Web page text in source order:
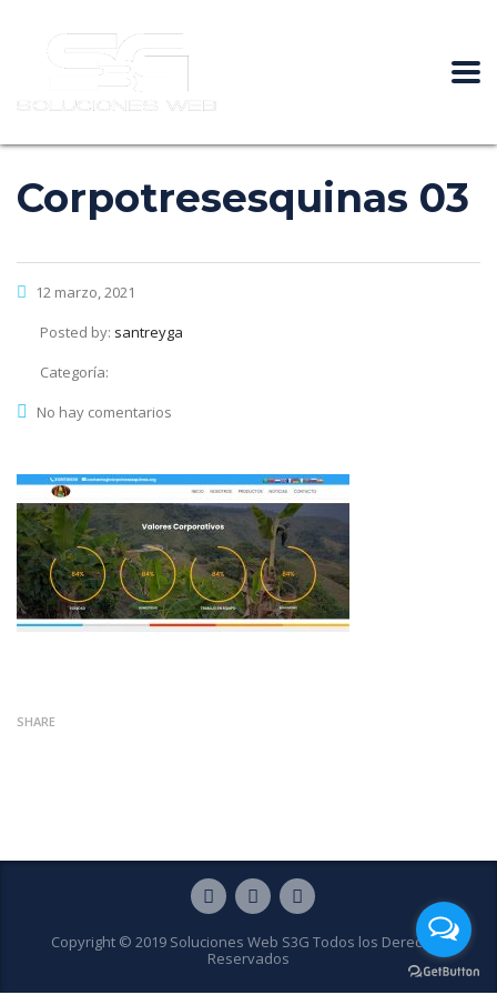
Corpotresesquinas 03
12 marzo, 2021
Posted by: santreyga
Categoría:
No hay comentarios
SHARE
Copyright © 2019 Soluciones Web S3G Todos los Derechos
Reservados